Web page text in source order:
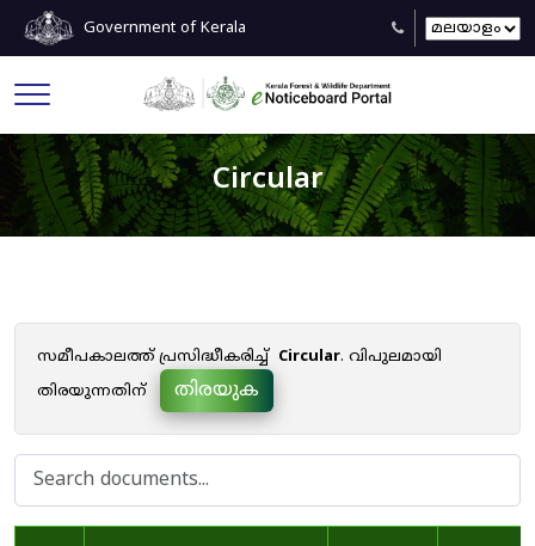
Government of Kerala
Circular
സമീപകാലത്ത് പ്രസിദ്ധീകരിച്ച് Circular. വിപുലമായി
തിരയുന്നതിന്
തിരയുക